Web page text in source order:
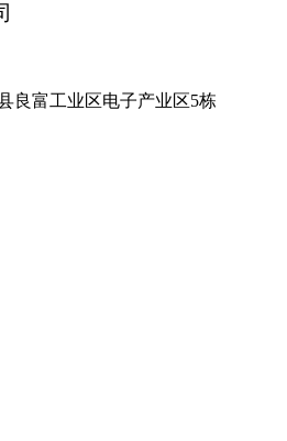
良富工业区电子产业区5栋